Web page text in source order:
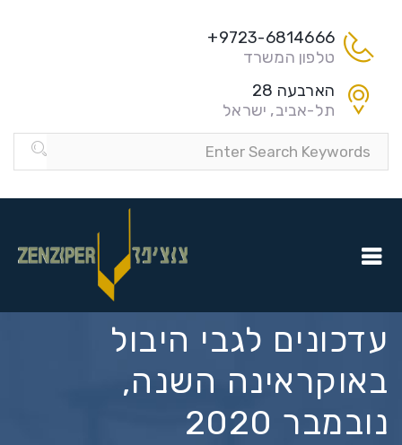
9723-6814666+
טלפון המשרד
הארבעה 28
תל-אביב, ישראל
עדכונים לגבי היבול
באוקראינה השנה,
נובמבר 2020